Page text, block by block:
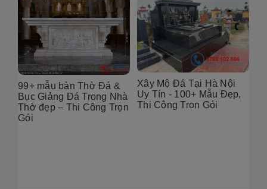
99+ mẫu bàn Thờ Đá &
Bục Giảng Đá Trong Nhà
Thờ đẹp – Thi Công Trọn
Gói
Xây Mộ Đá Tại Hà Nội
Uy Tín - 100+ Mẫu Đẹp,
Thi Công Trọn Gói